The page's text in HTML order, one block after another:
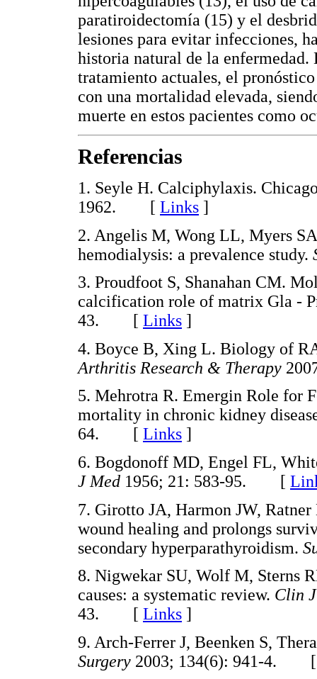
paratiroidectomía (15) y el
lesiones para evitar infecciones,
historia natural de la enfermedad.
tratamiento actuales, el
con una mortalidad elevada,
muerte en estos pacientes como
Referencias
1. Seyle H. Calciphylaxis.
1962. [ Links ]
2. Angelis M, Wong LL, Myers
hemodialysis: a prevalence study.
3. Proudfoot S, Shanahan CM.
calcification role of matrix Gla -
43. [ Links ]
4. Boyce B, Xing L. Biology of
Arthritis Research & Therapy
5. Mehrotra R. Emergin Role for
mortality in chronic kidney
64. [ Links ]
6. Bogdonoff MD, Engel FL,
J Med 1956; 21: 583-95. [
7. Girotto JA, Harmon JW,
wound healing and prolongs
secondary hyperparathyroidism.
8. Nigwekar SU, Wolf M, Sterns
causes: a systematic review. Clin
43. [ Links ]
9. Arch-Ferrer J, Beenken S,
Surgery 2003; 134(6): 941-4.